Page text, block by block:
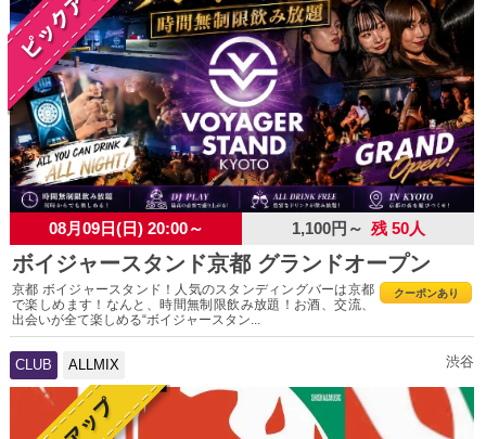
08月09日(日) 20:00～ 1,100円～ 残 50人
ボイジャースタンド京都 グランドオープン
クーポンあり
京都 ボイジャースタンド！人気のスタンディングバーは京都
で楽しめます！なんと、時間無制限飲み放題！お酒、交流、
出会いが全て楽しめる“ボイジャースタン...
CLUB ALLMIX 渋谷